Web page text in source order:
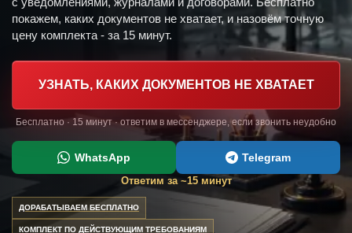
покажем, каких документов не хватает, и назовём точную
цену комплекта - за 15 минут.
УЗНАТЬ, КАКИХ ДОКУМЕНТОВ НЕ ХВАТАЕТ
Бесплатно · 15 минут · ответим в мессенджере, если звонить неудобно
WhatsApp Telegram
Ответим за ~15 минут
ДОРАБАТЫВАЕМ БЕСПЛАТНО
КОМПЛЕКТ ПО ДЕЙСТВУЮЩИМ ТРЕБОВАНИЯМ